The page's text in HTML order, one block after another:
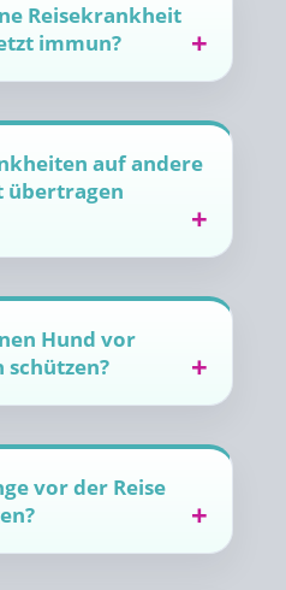
Reisekrankheit
immun?
auf andere
übertragen
Hund vor
vor der Reise